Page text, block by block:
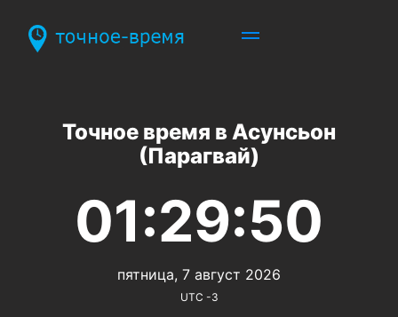
Точное время в Асунсьон
(Парагвай)
01:29:50
пятница, 7 август 2026
UTC -3